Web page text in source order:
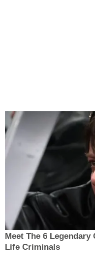
Meet The 6
Life Criminals